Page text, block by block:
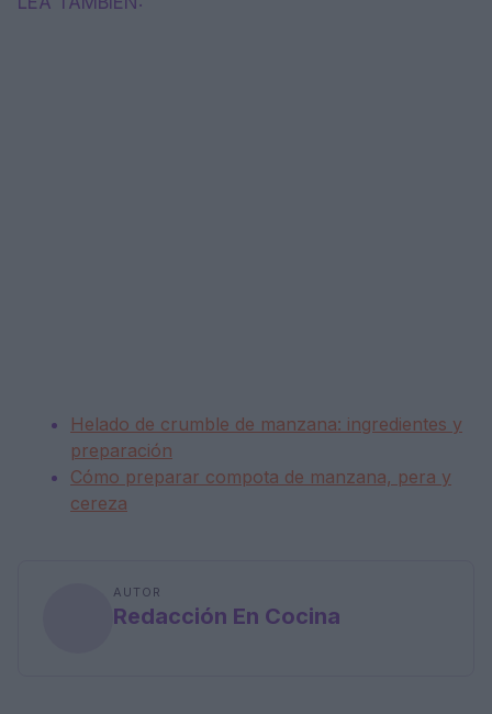
Helado de crumble de manzana: ingredientes y
preparación
Cómo preparar compota de manzana, pera y
cereza
AUTOR
Redacción En Cocina